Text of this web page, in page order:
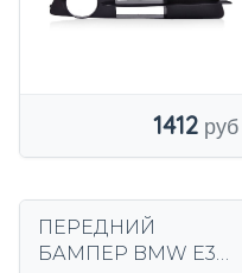
1412
ПЕРЕДНИЙ
БАМПЕР BMW E34